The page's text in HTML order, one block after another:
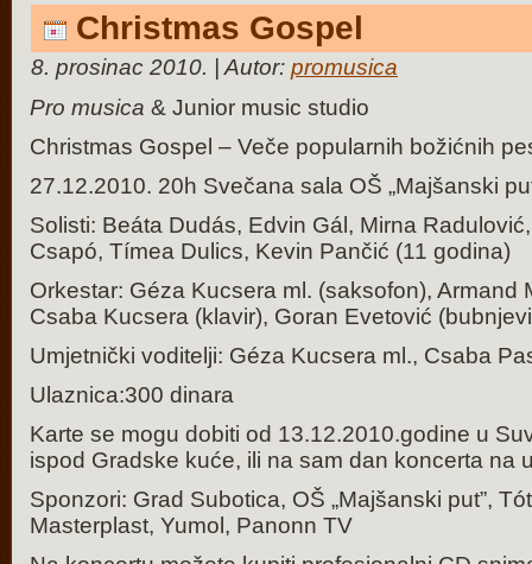
Christmas Gospel
8. prosinac 2010. | Autor: promusica
Pro musica & Junior music studio
Christmas Gospel – Veče popularnih božićnih
27.12.2010. 20h Svečana sala OŠ „Majšanski
Solisti: Beáta Dudás, Edvin Gál, Mirna
Csapó, Tímea Dulics, Kevin Pančić (11 godina)
Orkestar: Géza Kucsera ml. (saksofon), Armand
Csaba Kucsera (klavir), Goran Evetović
Umjetnički voditelji: Géza Kucsera ml., Csaba
Ulaznica:300 dinara
Karte se mogu dobiti od 13.12.2010.godine u
ispod Gradske kuće, ili na sam dan koncerta na
Sponzori: Grad Subotica, OŠ „Majšanski put”,
Masterplast, Yumol, Panonn TV